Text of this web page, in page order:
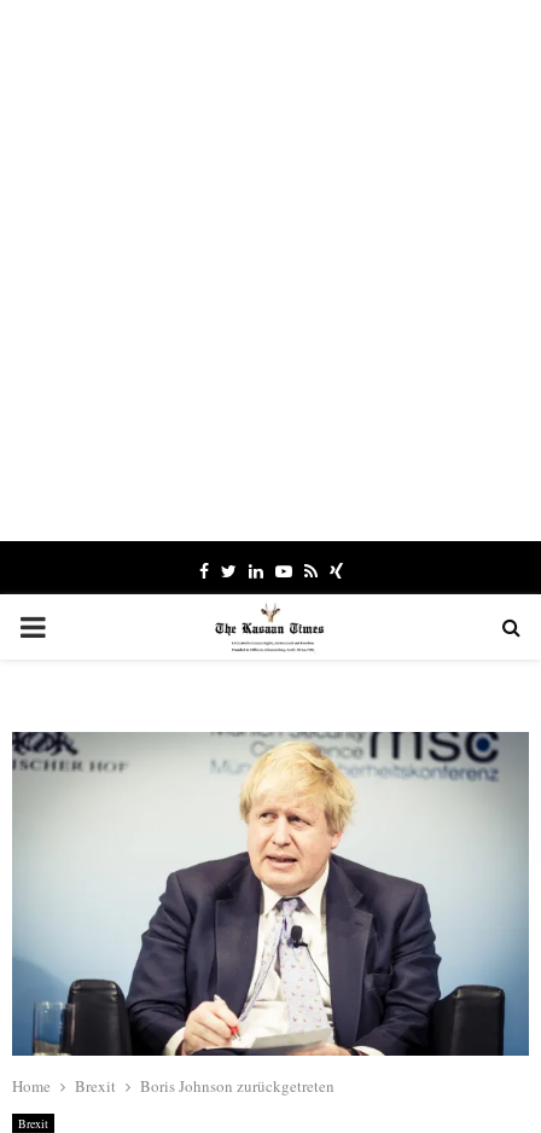
Facebook
TwitterLinkedinYoutube
RssXing
PRIMARY
Home Brexit Boris Johnson zurückgetreten
Brexit